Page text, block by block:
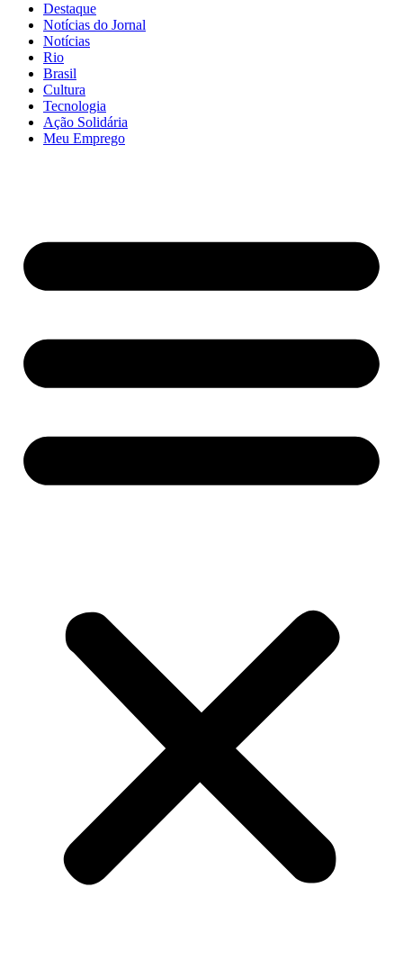
Destaque
Notícias do Jornal
Notícias
Rio
Brasil
Cultura
Tecnologia
Ação Solidária
Meu Emprego